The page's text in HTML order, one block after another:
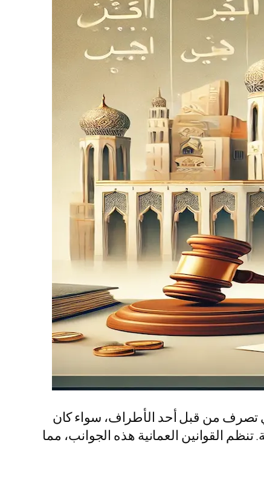
تصرف من قبل أحد الأطراف، سواء كان
القوانين العمانية هذه الجوانب، مما